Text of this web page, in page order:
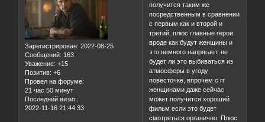
Зарегистрирован: 2022-08-25
Сообщений: 163
Уважение: +15
Позитив: +6
Провел на форуме:
21 час 50 минут
Последний визит:
2022-11-16 21:44:33
получится таким же
посредственным в сравнении
с первым как и второй и
третий, плюс главные герои
вроде как будут женщины и
это немного напрягает, не
будет ли это выбиваться из
атмосферы в угоду
повесточке, впрочем с гг
женщинами даже сейчас
может получится хороший
фильм если это будет
смотреться органично. Плюс